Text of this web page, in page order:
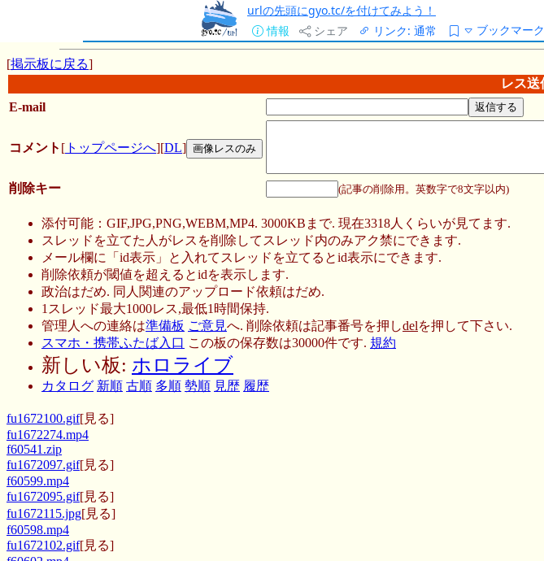
urlの先頭にgyo.tc/を付けてみよう！
情報
シェア リンク: 通常 ブックマーク